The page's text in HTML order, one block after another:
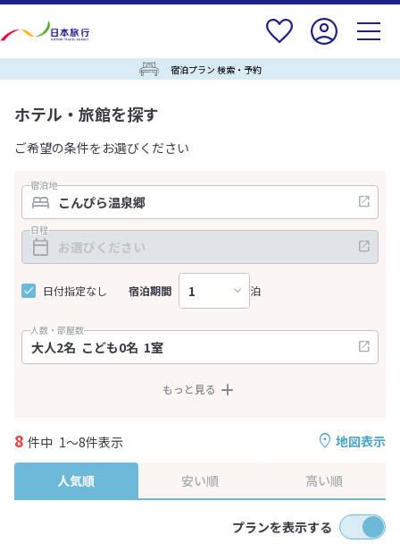
宿泊プラン 検索・予約
ホテル・旅館を探す
ご希望の条件をお選びください
宿泊地
日程
日付指定なし 宿泊期間 泊
人数・部屋数
もっと見る
地図表示
8 件中 1～8件表示
人気順 安い順 高い順
プランを表示する